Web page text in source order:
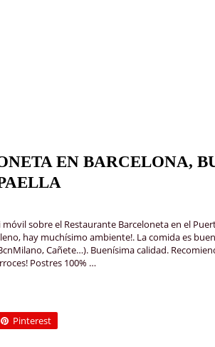
EN BARCELONA,
sobre el Restaurante Barceloneta en el
hay muchísimo ambiente!. La comida es
Cañete…). Buenísima calidad.
Postres 100% …
Pinterest